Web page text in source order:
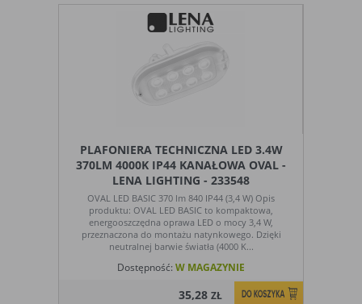
Ograniczenie stosowania plików „cookies”, może wpłynąć
na niektóre funkcjonalności dostępne na stronie
PLAFONIERA TECHNICZNA LED 3.4W
370LM 4000K IP44 KANAŁOWA OVAL -
LENA LIGHTING - 233548
OVAL LED BASIC 370 lm 840 IP44 (3,4 W) Opis
produktu: OVAL LED BASIC to kompaktowa,
energooszczędna oprawa LED o mocy 3,4 W,
przeznaczona do montażu natynkowego. Dzięki
neutralnej barwie światła (4000 K...
Dostępność: W MAGAZYNIE
35,28ZŁ